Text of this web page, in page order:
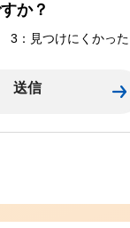
か？
3：見つけにくかった